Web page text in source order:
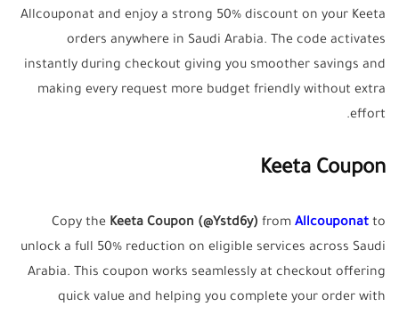
Allcouponat and enjoy a strong 50% discount on your Keeta
orders anywhere in Saudi Arabia. The code activates
instantly during checkout giving you smoother savings and
making every request more budget friendly without extra
effort.
Keeta Coupon
Copy the Keeta Coupon (@Ystd6y) from Allcouponat to
unlock a full 50% reduction on eligible services across Saudi
Arabia. This coupon works seamlessly at checkout offering
quick value and helping you complete your order with